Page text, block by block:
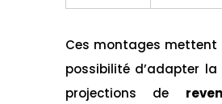
Ces montages
possibilité d’adapter la
projections de